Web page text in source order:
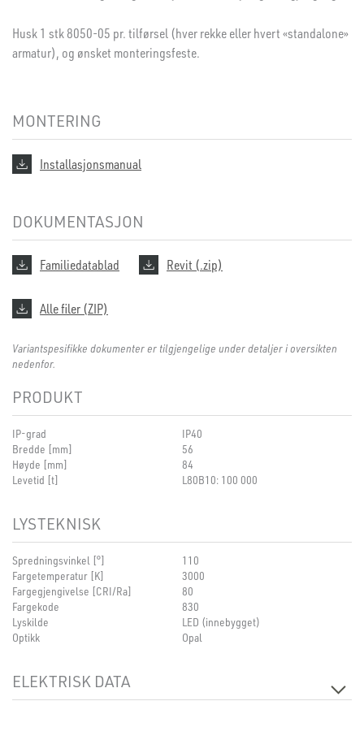
Husk 1 stk 8050-05 pr. tilførsel (hver rekke eller hvert «standalone»
armatur), og ønsket monteringsfeste.
MONTERING
Installasjonsmanual
DOKUMENTASJON
Familiedatablad Revit (.zip)
Alle filer (ZIP)
Variantspesifikke dokumenter er tilgjengelige under detaljer i oversikten
nedenfor.
PRODUKT
IP-grad
IP40
Bredde [mm]
56
Høyde [mm]
84
Levetid [t]
L80B10: 100 000
LYSTEKNISK
Spredningsvinkel [°]
110
Fargetemperatur [K]
3000
Fargegjengivelse [CRI/Ra]
80
Fargekode
830
Lyskilde
LED (innebygget)
Optikk
Opal
ELEKTRISK DATA